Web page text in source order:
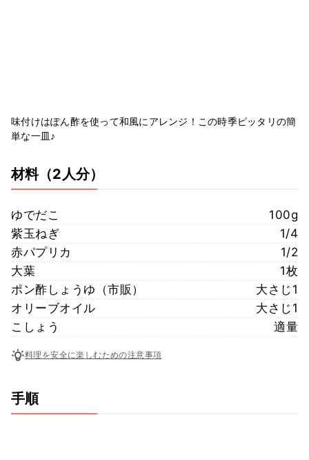
味付けはぽん酢を使って和風にアレンジ！この時季ピッタリの簡
単な一皿♪
材料（2人分）
ゆでだこ
100g
紫玉ねぎ
1/4
赤パプリカ
1/2
大葉
1枚
ポン酢しょうゆ（市販）
大さじ1
オリーブオイル
大さじ1
こしょう
適量
料理を安全に楽しむための注意事項
手順